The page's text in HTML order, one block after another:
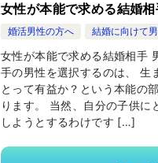
女性が本能で求める結婚相
婚活男性の方へ 結婚に向けて
女性が本能で求める結婚相手
手の男性を選択するのは、 生
とって有益か？という本能の
ります。 当然、自分の子供に
しようとするわけです […]